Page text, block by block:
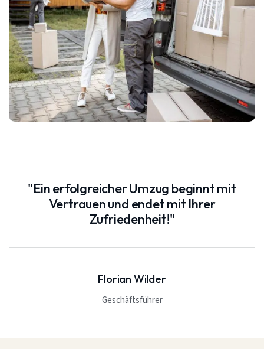
"Ein erfolgreicher Umzug beginnt mit
Vertrauen und endet mit Ihrer
Zufriedenheit!"
Florian Wilder
Geschäftsführer